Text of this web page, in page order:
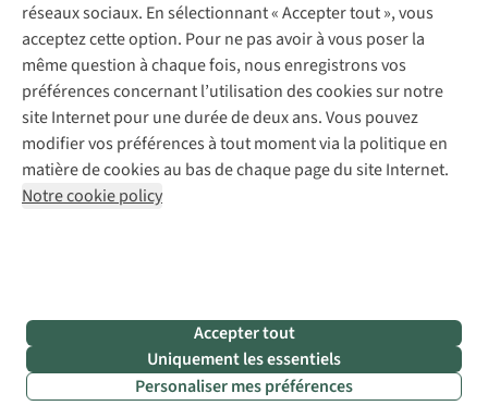
réseaux sociaux. En sélectionnant « Accepter tout », vous
acceptez cette option. Pour ne pas avoir à vous poser la
même question à chaque fois, nous enregistrons vos
préférences concernant l’utilisation des cookies sur notre
site Internet pour une durée de deux ans. Vous pouvez
modifier vos préférences à tout moment via la politique en
matière de cookies au bas de chaque page du site Internet.
Notre cookie policy
Accepter tout
Uniquement les essentiels
Personaliser mes préférences
Mentions légales
Politique de confidentialité
Conditions générales
Cookie Policy
AS Adventure Luxemburg SA,